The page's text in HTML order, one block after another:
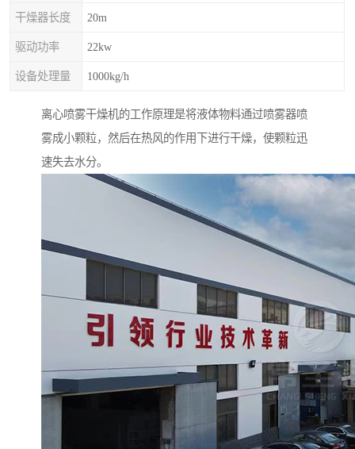
干燥器长度 20m
驱动功率 22kw
设备处理量 1000kg/h
离心喷雾干燥机的工作原理是将液体物料通过喷雾器喷
雾成小颗粒，然后在热风的作用下进行干燥，使颗粒迅
速失去水分。